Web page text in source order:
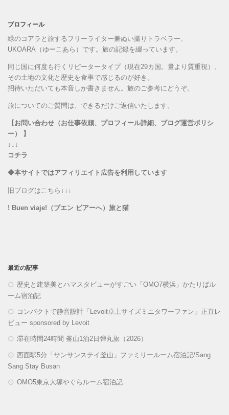
プロフィール
緑のコアラと旅するフリーライター兼ぬい撮りトラベラー、
UKOARA（ゆーこあら）です。旅の記録を綴っています。
同じ国に何度も行くリピータータイプ（現在29カ国。量より質重視）。
その土地の文化と歴史を食事で感じるのが好き。
招待いただいても本音しか書きません。旅のご参考にどうぞ。
旅についてのご質問は、できるだけご返信いたします。
【お問い合わせ（お仕事依頼、プロフィール詳細、ブログ運営ポリシ
ー） 】
↓↓↓
コチラ
◆本サイトではアフィリエイト広告を利用しています
旧ブログはこちら↓↓↓
! Buen viaje!（ブエン ビアーへ）旅と猫
最近の記事
歴史と建築美とハマスタビューがすごい「OMO7横浜」かたりばル
ーム宿泊記
コンパクトで静音設計「Levoit卓上サイズミニタワーファン」正直レ
ビュー sponsored by Levoit
滞在時間24時間 釜山1泊2日弾丸旅（2026）
西面駅5分「サンサンステイ釜山」ファミリールーム宿泊記/Sang
Sang Stay Busan
OMO5東京大塚やぐらルーム宿泊記